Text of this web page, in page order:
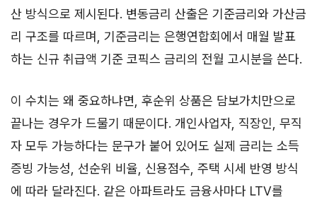
산 방식으로 제시된다. 변동금리 산출은 기준금리와 가산금
리 구조를 따르며, 기준금리는 은행연합회에서 매월 발표
하는 신규 취급액 기준 코픽스 금리의 전월 고시분을 쓴다.
이 수치는 왜 중요하냐면, 후순위 상품은 담보가치만으로
끝나는 경우가 드물기 때문이다. 개인사업자, 직장인, 무직
자 모두 가능하다는 문구가 붙어 있어도 실제 금리는 소득
증빙 가능성, 선순위 비율, 신용점수, 주택 시세 반영 방식
에 따라 달라진다. 같은 아파트라도 금융사마다 LTV를